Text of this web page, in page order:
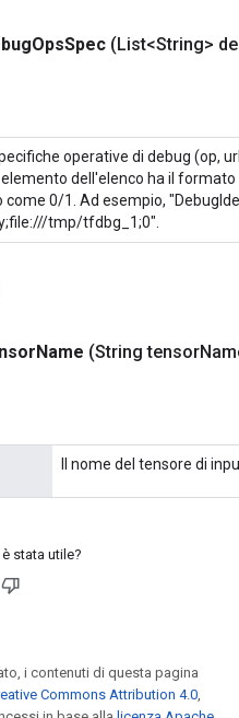
OpsSpec (List<String>
operative di debug (op,
dell'elenco ha il formato
0/1. Ad esempio,
tmp/tfdbg_1;0".
Name (String tensor
Il nome del tensore di
stata utile?
i contenuti di questa pagina
Commons Attribution 4.0,